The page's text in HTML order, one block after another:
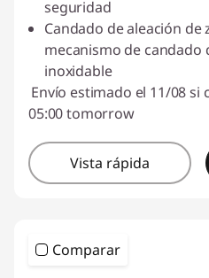
seguridad
Candado de aleación de
mecanismo de candado
inoxidable
Envío estimado el 11/08 si
05:00 tomorrow
Vista rápida
Comparar